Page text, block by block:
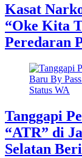
Kasat
“Oke Kita
Peredaran
Tanggapi
“ATR” di
Selatan